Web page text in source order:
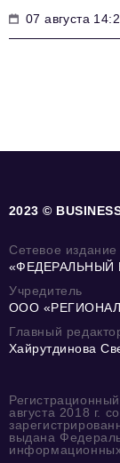
07 августа
2023 ©
Сетевое издание
«ФЕДЕРАЛЬНЫЙ
Учредитель
ООО
Главный
Хайрутдинова
августа 2018 г.
выдана
информационных